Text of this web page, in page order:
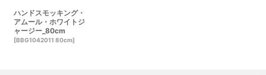
ハンドスモッキング・
アムール・ホワイトジ
ャージー_80cm
[BBG1042011 80cm]